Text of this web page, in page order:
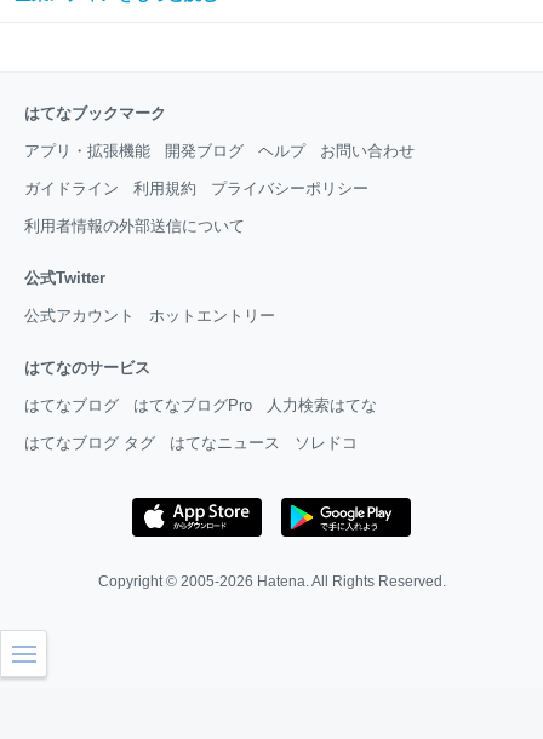
はてなブックマーク
アプリ・拡張機能 開発ブログ ヘルプ お問い合わせ
ガイドライン 利用規約 プライバシーポリシー
利用者情報の外部送信について
公式Twitter
公式アカウント ホットエントリー
はてなのサービス
はてなブログ はてなブログPro 人力検索はてな
はてなブログ タグ はてなニュース ソレドコ
Copyright © 2005-2026 Hatena. All Rights Reserved.